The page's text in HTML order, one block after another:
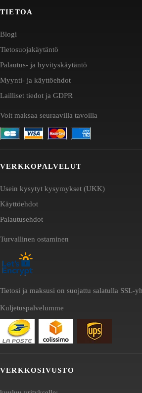
TIETOA
Blogi
Tietosuojakäytäntö
Palautus- ja hyvityskäytäntö
Myynti- ja käyttöehdot
Lailliset tiedot ja GDPR
Voit maksaa seuraavilla tavoilla
VERKKOPALVELUT
Usein kysytyt kysymykset (UKK)
Käyttöehdot
Palautusehdot
Turvallinen ostaminen
Tietosi ja maksusi on suojattu salatulla SSL-
Kuljetuspalvelumme
VERKKOSIVUSTO